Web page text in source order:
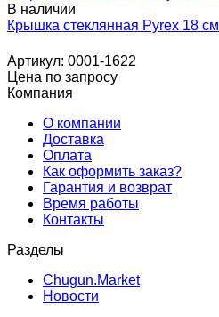
В наличии
Крышка стеклянная Pyrex 18 см
Артикул: 0001-1622
Цена по запросу
Компания
О компании
Доставка
Оплата
Как оформить заказ?
Гарантия и возврат
Время работы
Контакты
Разделы
Chugun.Market
Новости